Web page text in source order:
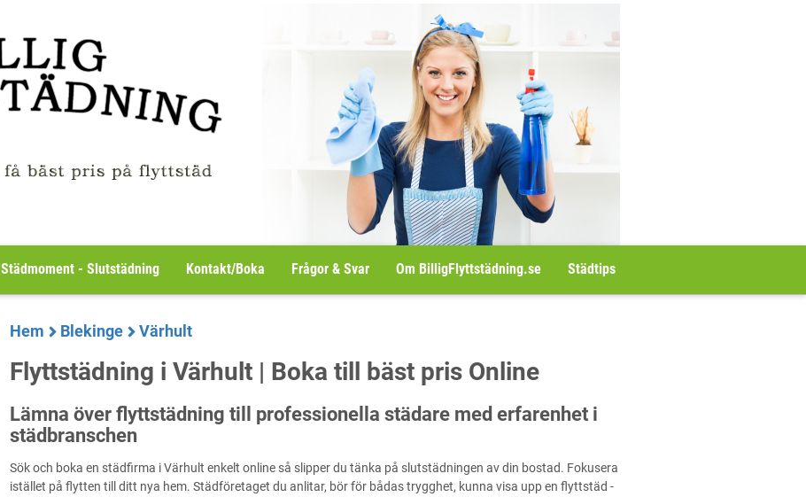
Städmoment - Slutstädning Kontakt/Boka Frågor & Svar Om BilligFlyttstädning.se Städtips
Hem Blekinge Värhult
Flyttstädning i Värhult | Boka till bäst pris Online
Lämna över flyttstädning till professionella städare med erfarenhet i
städbranschen
Sök och boka en städfirma i Värhult enkelt online så slipper du tänka på slutstädningen av din bostad. Fokusera
istället på flytten till ditt nya hem. Städföretaget du anlitar, bör för bådas trygghet, kunna visa upp en flyttstäd -